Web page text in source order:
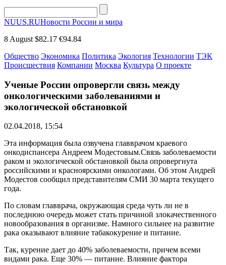
NUUS.RUНовости России и мира
8 August $82.17 €94.84
Общество Экономика Политика Экология Технологии ТЭК
Происшествия Компании Москва Культура О проекте
Ученые России опровергли связь между
онкологическими заболеваниями и
экологической обстановкой
02.04.2018, 15:54
Эта информация была озвучена главврачом краевого
онкодиспансера Андреем Модестовым.Связь заболеваемости
раком и экологической обстановкой была опровергнута
российскими и красноярскими онкологами. Об этом Андрей
Модестов сообщил представителям СМИ 30 марта текущего
года.
По словам главврача, окружающая среда чуть ли не в
последнюю очередь может стать причиной злокачественного
новообразования в организме. Намного сильнее на развитие
рака оказывают влияние табакокурение и питание.
Так, курение дает до 40% заболеваемости, причем всеми
видами рака. Еще 30% — питание. Влияние фактора